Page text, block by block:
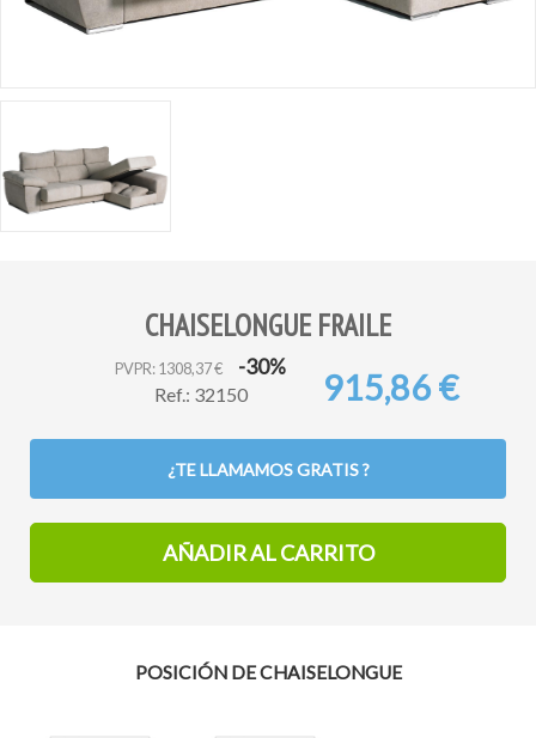
CHAISELONGUE FRAILE
PVPR: 1308,37 € -30%
915,86 €
Ref.: 32150
¿TE LLAMAMOS GRATIS ?
AÑADIR AL CARRITO
POSICIÓN DE CHAISELONGUE